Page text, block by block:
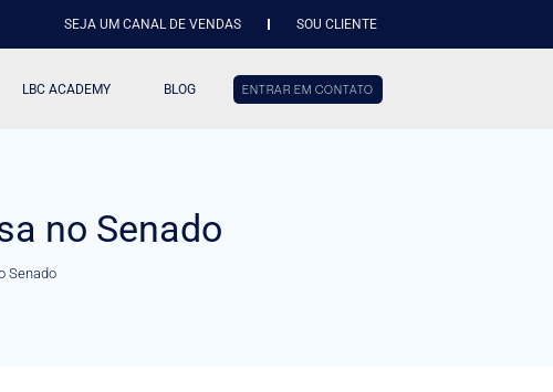
SEJA UM CANAL DE VENDAS SOU CLIENTE
LBC ACADEMY BLOG ENTRAR EM CONTATO
no Senado
Senado